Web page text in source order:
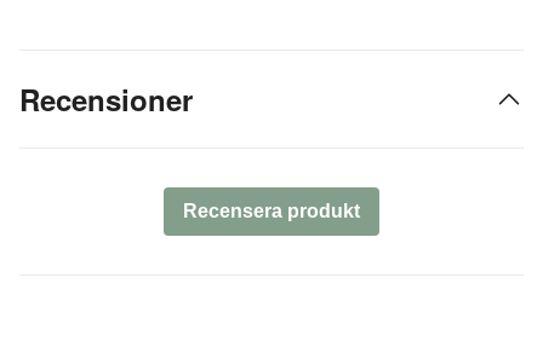
Recensioner
Recensera produkt